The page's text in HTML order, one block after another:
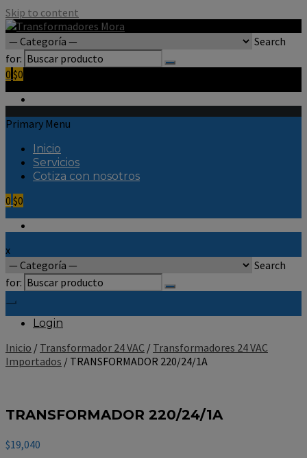
Skip to content
Search
for:
0 $0
Primary Menu
Inicio
Servicios
Cotiza con nosotros
0 $0
x
Search
for:
Login
Inicio / Transformador 24 VAC / Transformadores 24 VAC
Importados / TRANSFORMADOR 220/24/1A
TRANSFORMADOR 220/24/1A
$19,040